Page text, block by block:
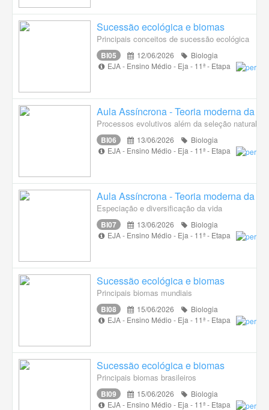
Sucessão ecológica e biomas
Principais conceitos de sucessão ecológica
BI05 12/06/2026
Biologia
EJA - Ensino Médio - Eja - 11ª - Etapa
Aula Assíncrona - Teoria moderna da
Processos evolutivos além da seleção natural
BI06 13/06/2026
Biologia
EJA - Ensino Médio - Eja - 11ª - Etapa
Aula Assíncrona - Teoria moderna da
Especiação e diversificação da vida
BI07 13/06/2026
Biologia
EJA - Ensino Médio - Eja - 11ª - Etapa
Sucessão ecológica e biomas
Principais biomas mundiais
BI08 15/06/2026
Biologia
EJA - Ensino Médio - Eja - 11ª - Etapa
Sucessão ecológica e biomas
Principais biomas brasileiros
BI09 15/06/2026
Biologia
EJA - Ensino Médio - Eja - 11ª - Etapa